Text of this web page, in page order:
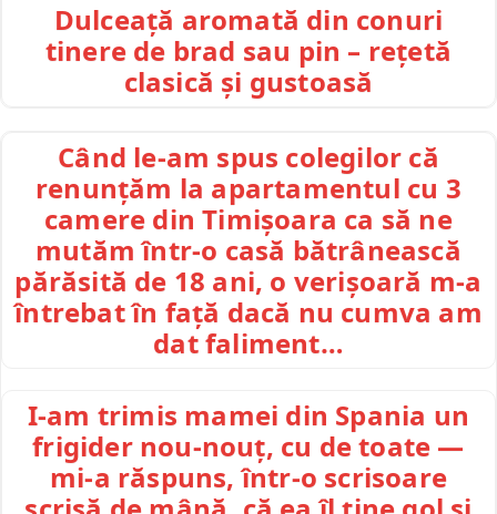
Dulceață aromată din conuri
tinere de brad sau pin – rețetă
clasică și gustoasă
Când le-am spus colegilor că
renunțăm la apartamentul cu 3
camere din Timișoara ca să ne
mutăm într-o casă bătrânească
părăsită de 18 ani, o verișoară m-a
întrebat în față dacă nu cumva am
dat faliment…
I-am trimis mamei din Spania un
frigider nou-nouț, cu de toate —
mi-a răspuns, într-o scrisoare